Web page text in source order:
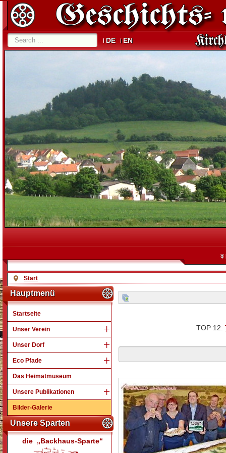
DE EN
Start
Hauptmenü
Startseite
Unser Verein
Unser Dorf
Eco Pfade
Das Heimatmuseum
Unsere Publikationen
Bilder-Galerie
Unsere Sparten
die „Backhaus-Sparte“
TOP 12: